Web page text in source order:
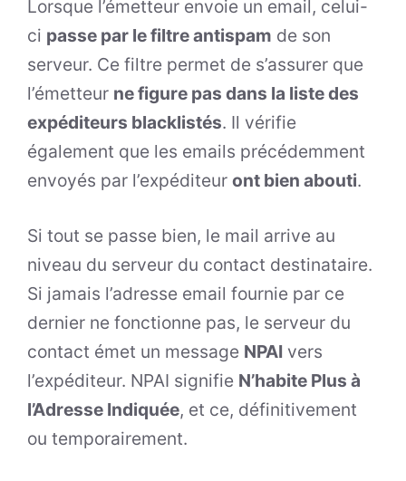
Lorsque l’émetteur envoie un email, celui-
ci passe par le filtre antispam de son
serveur. Ce filtre permet de s’assurer que
l’émetteur ne figure pas dans la liste des
expéditeurs blacklistés. Il vérifie
également que les emails précédemment
envoyés par l’expéditeur ont bien abouti.
Si tout se passe bien, le mail arrive au
niveau du serveur du contact destinataire.
Si jamais l’adresse email fournie par ce
dernier ne fonctionne pas, le serveur du
contact émet un message NPAI vers
l’expéditeur. NPAI signifie N’habite Plus à
l’Adresse Indiquée, et ce, définitivement
ou temporairement.